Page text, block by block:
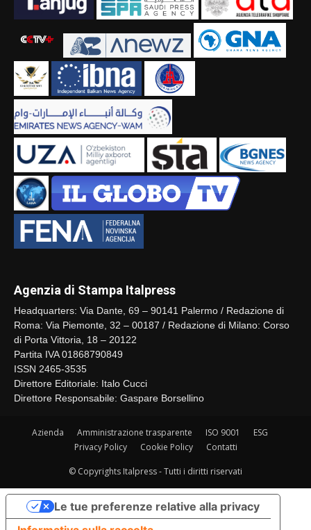
Agenzia di Stampa Italpress
Headquarters: Via Dante, 69 – 90141 Palermo / Redazione di
Roma: Via Piemonte, 32 – 00187 / Redazione di Milano: Corso
di Porta Vittoria, 18 – 20122
Partita IVA 01868790849
ISSN 2465-3535
Direttore Editoriale: Italo Cucci
Direttore Responsabile: Gaspare Borsellino
Azienda Amministrazione trasparente ISO 9001
ESG
Privacy Policy
Cookie Policy Contatti
© Copyrights Italpress - Tutti i diritti riservati
Le tue preferenze relative alla privacy